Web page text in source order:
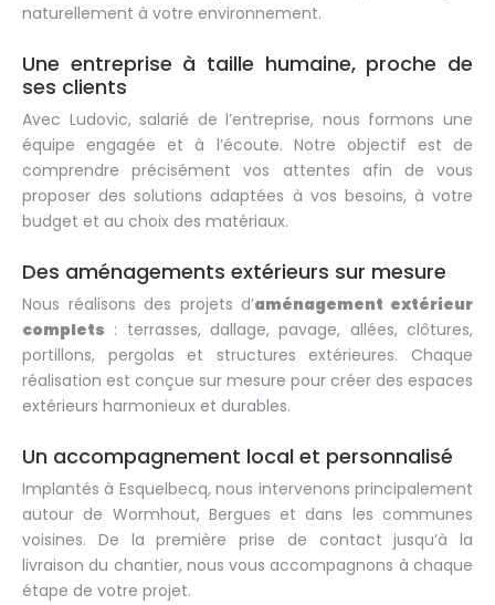
naturellement à votre environnement.
Une entreprise à taille humaine, proche de
ses clients
Avec Ludovic, salarié de l’entreprise, nous formons une
équipe engagée et à l’écoute. Notre objectif est de
comprendre précisément vos attentes afin de vous
proposer des solutions adaptées à vos besoins, à votre
budget et au choix des matériaux.
Des aménagements extérieurs sur mesure
Nous réalisons des projets d’aménagement extérieur
complets : terrasses, dallage, pavage, allées, clôtures,
portillons, pergolas et structures extérieures. Chaque
réalisation est conçue sur mesure pour créer des espaces
extérieurs harmonieux et durables.
Un accompagnement local et personnalisé
Implantés à Esquelbecq, nous intervenons principalement
autour de Wormhout, Bergues et dans les communes
voisines. De la première prise de contact jusqu’à la
livraison du chantier, nous vous accompagnons à chaque
étape de votre projet.